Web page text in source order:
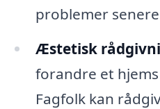
problemer
Æstetisk
forandre et
Fagfolk kan